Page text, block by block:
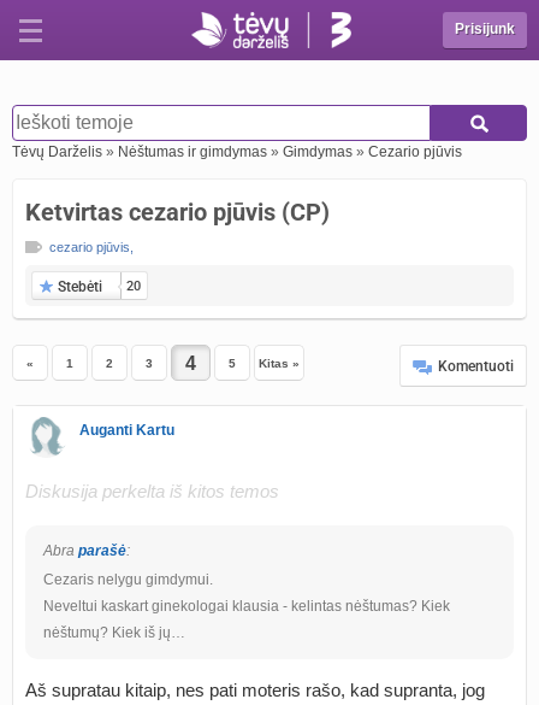
Prisijunk
Tėvų Darželis » Nėštumas ir gimdymas » Gimdymas » Cezario pjūvis
Ketvirtas cezario pjūvis (CP)
cezario pjūvis
Stebėti 20
« 1 2 3 5 Kitas » Komentuoti
Auganti Kartu
Diskusija perkelta iš kitos temos
Abra parašė:
Cezaris nelygu gimdymui.
Neveltui kaskart ginekologai klausia - kelintas nėštumas? Kiek
nėštumų? Kiek iš jų…
Aš supratau kitaip, nes pati moteris rašo, kad supranta, jog